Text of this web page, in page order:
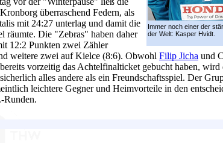
Immer noch einer der
der Welt: Kasper Hvidt.
überraschend Federn, als
mit 24:27 unterlag und damit die
räumte. Die "Zebras" haben daher
12:2 Punkten zwei Zähler
weitere zwei auf Kielce (8:6). Obwohl Filip Jicha und
vorzeitig das Achtelfinalticket gebucht haben, wird
alles andere als ein Freundschaftsspiel. Der
leichtere Gegner und Heimvorteile in den
Runden.